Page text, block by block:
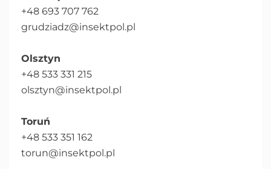
+48 693 707 762
grudziadz@insektpol.pl
Olsztyn
+48 533 331 215
olsztyn@insektpol.pl
Toruń
+48 533 351 162
torun@insektpol.pl